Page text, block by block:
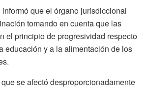
que el órgano jurisdiccional
tomando en cuenta que las
el principio de progresividad respecto
educación y a la alimentación de los
se afectó desproporcionadamente